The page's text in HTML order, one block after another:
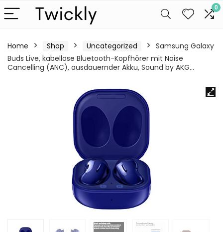
0
Home Shop Uncategorized
Samsung Galaxy
Buds Live, kabellose Bluetooth-Kopfhörer mit Noise
Cancelling (ANC), ausdauernder Akku, Sound by AKG…